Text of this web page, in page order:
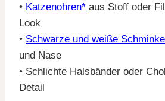
• Katzenohren* aus Stoff oder
Look
• Schwarze und weiße
und Nase
• Schlichte Halsbänder oder
Detail